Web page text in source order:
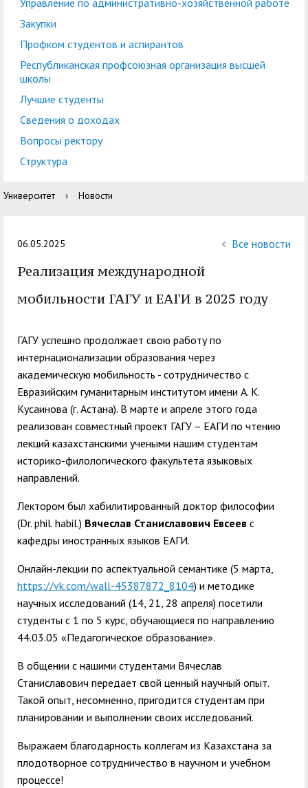
Международная
деятельность
Управление по
административно-
Закупки
Республиканская
организация высшей
Центр тестирования
иностранных граждан
по русскому языку
Центр развития
компетенций
Центр русского языка
обучающихся ГАГУ
Образовательный
модуль «Обучение
Информация о
предоставлении
отпуска обучающимся
Управление по административно-хозяйственной работе
Закупки
Профком студентов и аспирантов
Республиканская профсоюзная организация высшей
школы
Лучшие студенты
Сведения о доходах
Вопросы ректору
Структура
Университет › Новости
06.05.2025 Все новости
Реализация международной
мобильности ГАГУ и ЕАГИ в 2025 году
ГАГУ успешно продолжает свою работу по
интернационализации образования через
академическую мобильность - сотрудничество с
Евразийским гуманитарным институтом имени А. К.
Кусаинова (г. Астана). В марте и апреле этого года
реализован совместный проект ГАГУ – ЕАГИ по чтению
лекций казахстанскими учеными нашим студентам
историко-филологического факультета языковых
направлений.
Лектором был хабилитированный доктор философии
(Dr. phil. habil.) Вячеслав Станиславович Евсеев с
кафедры иностранных языков ЕАГИ.
Онлайн-лекции по аспектуальной семантике (5 марта,
https://vk.com/wall-45387872_8104) и методике
научных исследований (14, 21, 28 апреля) посетили
студенты с 1 по 5 курс, обучающиеся по направлению
44.03.05 «Педагогическое образование».
В общении с нашими студентами Вячеслав
Станиславович передает свой ценный научный опыт.
Такой опыт, несомненно, пригодится студентам при
планировании и выполнении своих исследований.
Выражаем благодарность коллегам из Казахстана за
плодотворное сотрудничество в научном и учебном
процессе!